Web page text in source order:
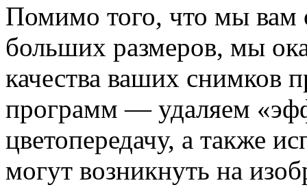
Помимо того, что мы вам
больших размеров, мы
качества ваших снимков
программ — удаляем
цветопередачу, а также
могут возникнуть на